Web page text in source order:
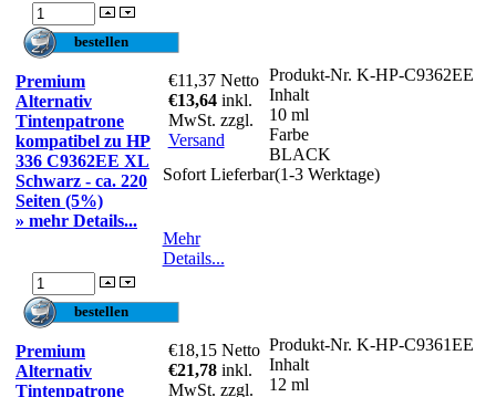
Premium
Alternativ
Tintenpatrone
kompatibel zu HP
336 C9362EE XL
Schwarz - ca. 220
Seiten (5%)
» mehr Details...
€11,37 Netto
€13,64 inkl.
MwSt. zzgl.
Versand
Produkt-Nr. K-HP-C9362EE
Inhalt
10 ml
Farbe
BLACK
Sofort Lieferbar(1-3 Werktage)
Mehr
Details...
Premium
Alternativ
Tintenpatrone
€18,15 Netto
€21,78 inkl.
MwSt. zzgl.
Produkt-Nr. K-HP-C9361EE
Inhalt
12 ml